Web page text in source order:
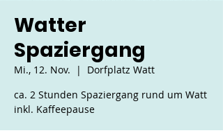
Watter
Spaziergang
Mi., 12. Nov.
  |
Dorfplatz Watt
ca. 2 Stunden Spaziergang rund um Watt
inkl. Kaffeepause